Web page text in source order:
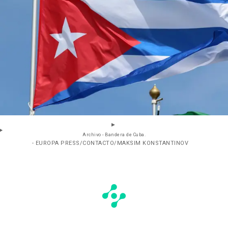
Archivo - Bandera de Cuba.
- EUROPA PRESS/CONTACTO/MAKSIM KONSTANTINOV